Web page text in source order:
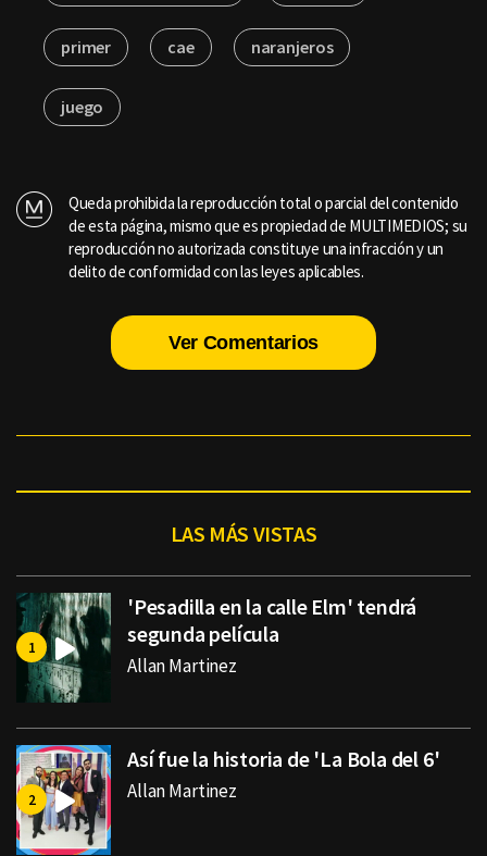
primer cae naranjeros
juego
Queda prohibida la reproducción total o parcial del contenido
de esta página, mismo que es propiedad de MULTIMEDIOS; su
reproducción no autorizada constituye una infracción y un
delito de conformidad con las leyes aplicables.
Ver Comentarios
LAS MÁS VISTAS
'Pesadilla en la calle Elm' tendrá
segunda película
Allan Martinez
Así fue la historia de 'La Bola del 6'
Allan Martinez